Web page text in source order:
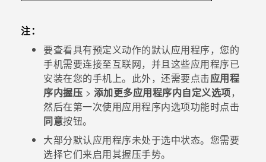
注：
要查看具有预定义动作的默认应用程序，您的
手机需要连接至互联网，并且这些应用程序已
安装在您的手机上。此外，还需要点击应用程
序内握压 > 添加更多应用程序内自定义选项，
然后在第一次使用应用程序内选项功能时点击
同意按钮。
大部分默认应用程序未处于选中状态。您需要
选择它们来启用其握压手势。